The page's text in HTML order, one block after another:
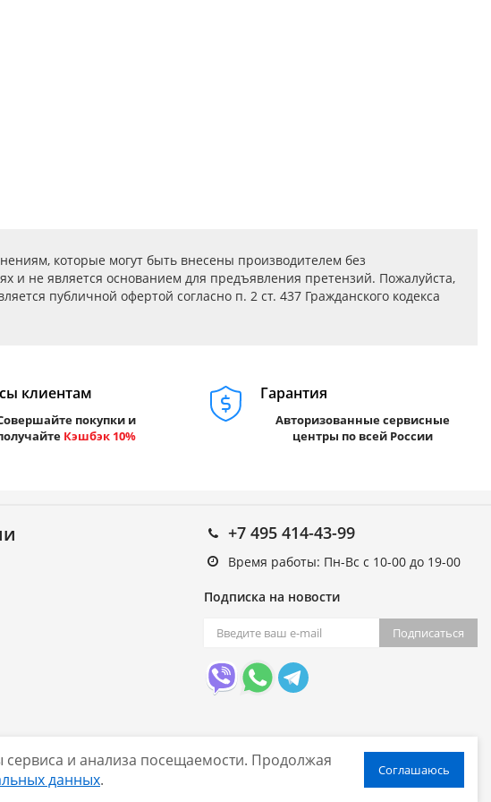
которые могут быть внесены производителем без
и не является основанием для предъявления претензий. Пожалуйста,
публичной офертой согласно п. 2 ст. 437 Гражданского кодекса
клиентам
покупки и
Кэшбэк 10%
Гарантия
Авторизованные сервисные
центры по всей России
+7 495 414-43-99
Время работы: Пн-Вс с 10-00 до 19-00
Подписка на новости
Подписаться
сервиса и анализа посещаемости. Продолжая
данных. Соглашаюсь